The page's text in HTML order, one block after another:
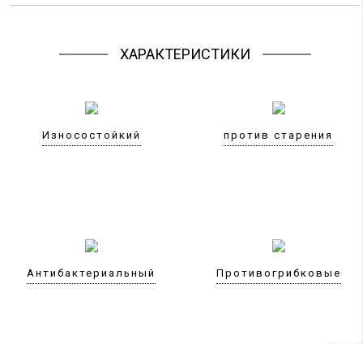
ХАРАКТЕРИСТИКИ
Износостойкий против старения
Антибактериальный Противогрибковые